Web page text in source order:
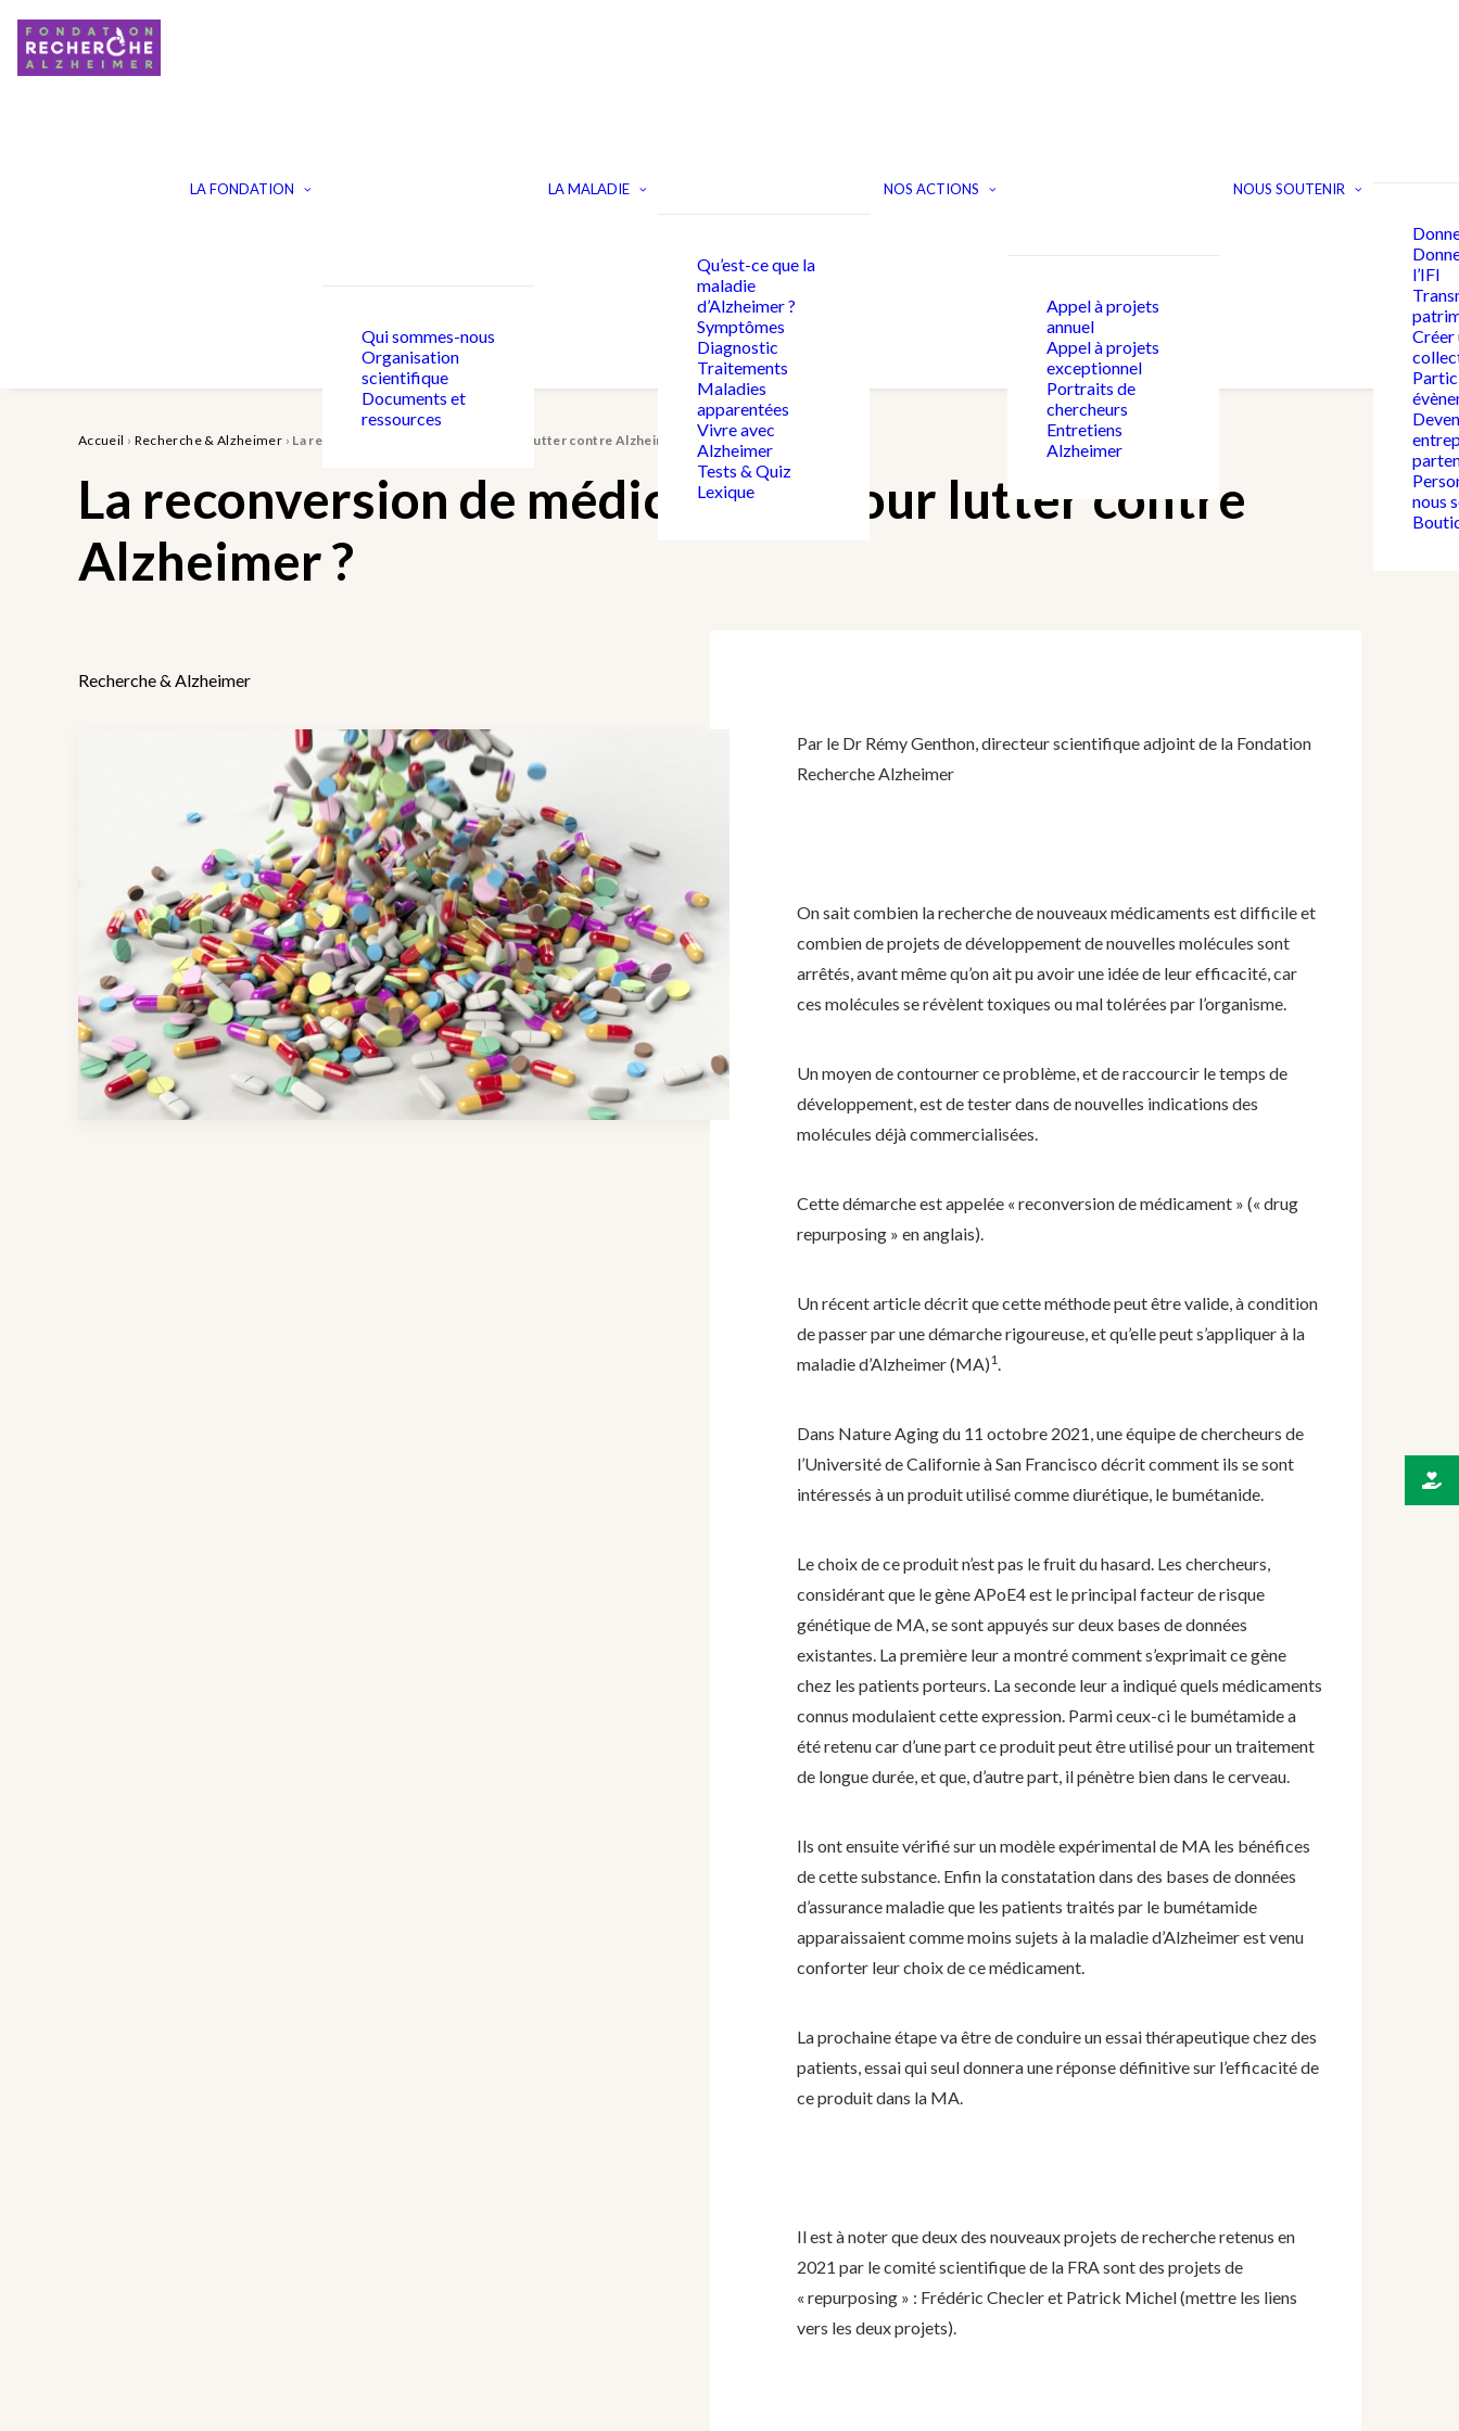
LA FONDATION
Qui sommes-nous
Organisation
scientifique
Documents et
ressources
LA MALADIE
Qu’est-ce que la
maladie
d’Alzheimer ?
Symptômes
Diagnostic
Traitements
Maladies
apparentées
Vivre avec
Alzheimer
Tests & Quiz
Lexique
NOS ACTIONS
Appel à projets
annuel
Appel à projets
exceptionnel
Portraits de
chercheurs
Entretiens
Alzheimer
NOUS SOUTENIR
l’IFI
Créer
nous
Accueil › Recherche & Alzheimer › La reconversion de médicament pour lutter contre Alzheimer ?
La reconversion de médicament pour lutter contre
Alzheimer ?
Recherche & Alzheimer
Par le Dr Rémy Genthon, directeur scientifique adjoint de la Fondation
Recherche Alzheimer
On sait combien la recherche de nouveaux médicaments est difficile et
combien de projets de développement de nouvelles molécules sont
arrêtés, avant même qu’on ait pu avoir une idée de leur efficacité, car
ces molécules se révèlent toxiques ou mal tolérées par l’organisme.
Un moyen de contourner ce problème, et de raccourcir le temps de
développement, est de tester dans de nouvelles indications des
molécules déjà commercialisées.
Cette démarche est appelée « reconversion de médicament » (« drug
repurposing » en anglais).
Un récent article décrit que cette méthode peut être valide, à condition
de passer par une démarche rigoureuse, et qu’elle peut s’appliquer à la
maladie d’Alzheimer (MA)1.
Dans Nature Aging du 11 octobre 2021, une équipe de chercheurs de
l’Université de Californie à San Francisco décrit comment ils se sont
intéressés à un produit utilisé comme diurétique, le bumétanide.
Le choix de ce produit n’est pas le fruit du hasard. Les chercheurs,
considérant que le gène APoE4 est le principal facteur de risque
génétique de MA, se sont appuyés sur deux bases de données
existantes. La première leur a montré comment s’exprimait ce gène
chez les patients porteurs. La seconde leur a indiqué quels médicaments
connus modulaient cette expression. Parmi ceux-ci le bumétamide a
été retenu car d’une part ce produit peut être utilisé pour un traitement
de longue durée, et que, d’autre part, il pénètre bien dans le cerveau.
Ils ont ensuite vérifié sur un modèle expérimental de MA les bénéfices
de cette substance. Enfin la constatation dans des bases de données
d’assurance maladie que les patients traités par le bumétamide
apparaissaient comme moins sujets à la maladie d’Alzheimer est venu
conforter leur choix de ce médicament.
La prochaine étape va être de conduire un essai thérapeutique chez des
patients, essai qui seul donnera une réponse définitive sur l’efficacité de
ce produit dans la MA.
Il est à noter que deux des nouveaux projets de recherche retenus en
2021 par le comité scientifique de la FRA sont des projets de
« repurposing » : Frédéric Checleret Patrick Michel (mettre les liens
vers les deux projets).